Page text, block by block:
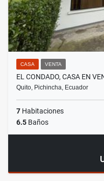
CASA VENTA
EL CONDADO, CASA EN
Quito, Pichincha, Ecuador
7 Habitaciones
6.5 Baños